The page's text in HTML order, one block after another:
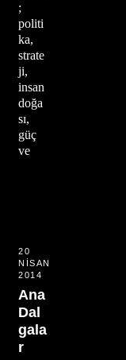
;
politi
ka,
strate
ji,
insan
doğa
sı,
güç
ve
20
NISAN
2014
Ana
Dal
gala
r